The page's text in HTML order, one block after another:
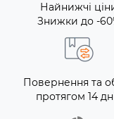
Найнижчі
Знижки до -
Повернення та
протягом 14